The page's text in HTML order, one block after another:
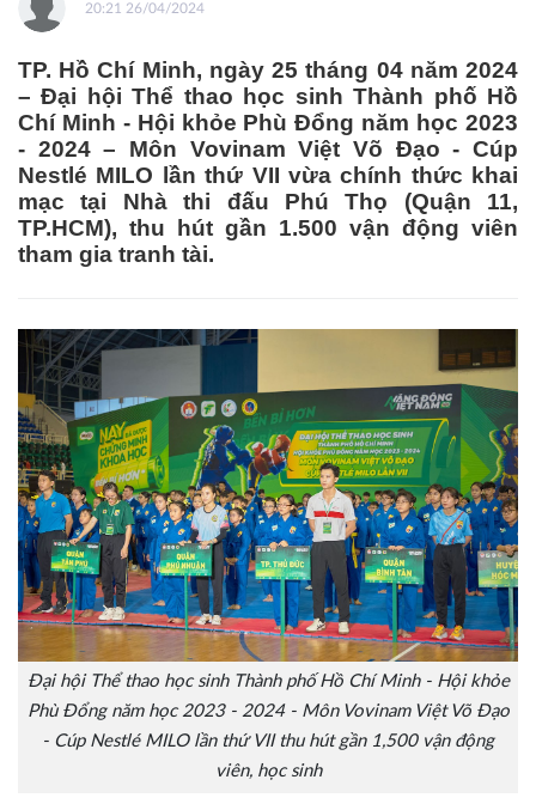
20:21 26/04/2024
TP. Hồ Chí Minh, ngày 25 tháng 04 năm 2024
– Đại hội Thể thao học sinh Thành phố Hồ
Chí Minh - Hội khỏe Phù Đổng năm học 2023
- 2024 – Môn Vovinam Việt Võ Đạo - Cúp
Nestlé MILO lần thứ VII vừa chính thức khai
mạc tại Nhà thi đấu Phú Thọ (Quận 11,
TP.HCM), thu hút gần 1.500 vận động viên
tham gia tranh tài.
Đại hội Thể thao học sinh Thành phố Hồ Chí Minh - Hội khỏe
Phù Đổng năm học 2023 - 2024 - Môn Vovinam Việt Võ Đạo
- Cúp Nestlé MILO lần thứ VII thu hút gần 1,500 vận động
viên, học sinh